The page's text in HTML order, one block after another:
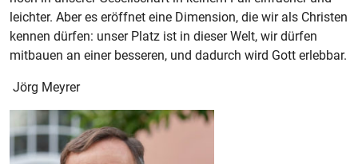
leichter. Aber es eröffnet eine Dimension, die wir als Christen
kennen dürfen: unser Platz ist in dieser Welt, wir dürfen
mitbauen an einer besseren, und dadurch wird Gott erlebbar.
Jörg Meyrer